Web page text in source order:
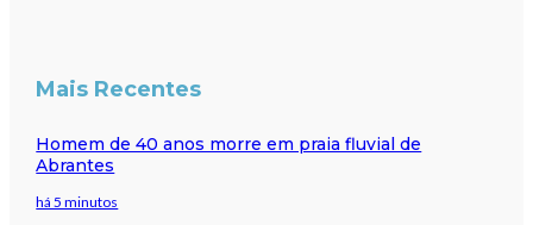
Mais Recentes
Homem de 40 anos morre em praia fluvial de
Abrantes
há 5 minutos